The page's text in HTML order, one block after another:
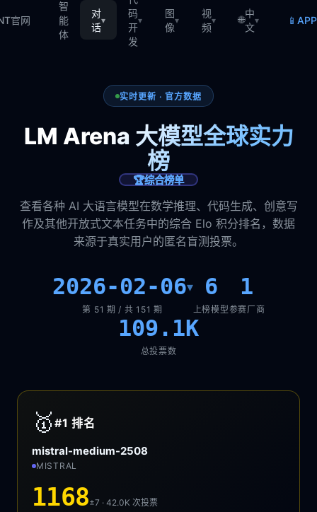
官网
智
能
体
对
话
▾
码
开
发
▾
图
像
▾
视
频
▾ 🌐
中
文
▾ 📱
实时更新 · 官方数据
LM Arena 大模型全球实力
榜
🏆综合榜单
查看各种 AI 大语言模型在数学推理、代码生成、创意写
作及其他开放式文本任务中的综合 Elo 积分排名，数据
来源于真实用户的匿名盲测投票。
2026-02-06▾
第 51 期 / 共 151 期
6
上榜模型
1
参赛厂商
109.1K
总投票数
🥇 #1排名
mistral-medium-2508
MISTRAL
1168±7 · 42.0K次投票